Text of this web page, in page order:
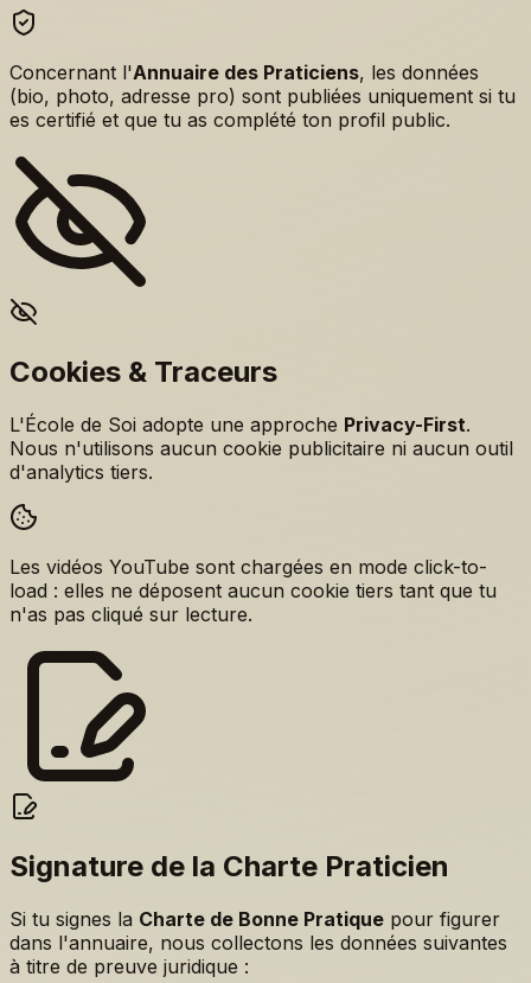
Concernant l'Annuaire des Praticiens, les données
(bio, photo, adresse pro) sont publiées uniquement si tu
es certifié et que tu as complété ton profil public.
Cookies & Traceurs
L'École de Soi adopte une approche Privacy-First.
Nous n'utilisons aucun cookie publicitaire ni aucun outil
d'analytics tiers.
Les vidéos YouTube sont chargées en mode click-to-
load : elles ne déposent aucun cookie tiers tant que tu
n'as pas cliqué sur lecture.
Signature de la Charte Praticien
Si tu signes la Charte de Bonne Pratique pour figurer
dans l'annuaire, nous collectons les données suivantes
à titre de preuve juridique :